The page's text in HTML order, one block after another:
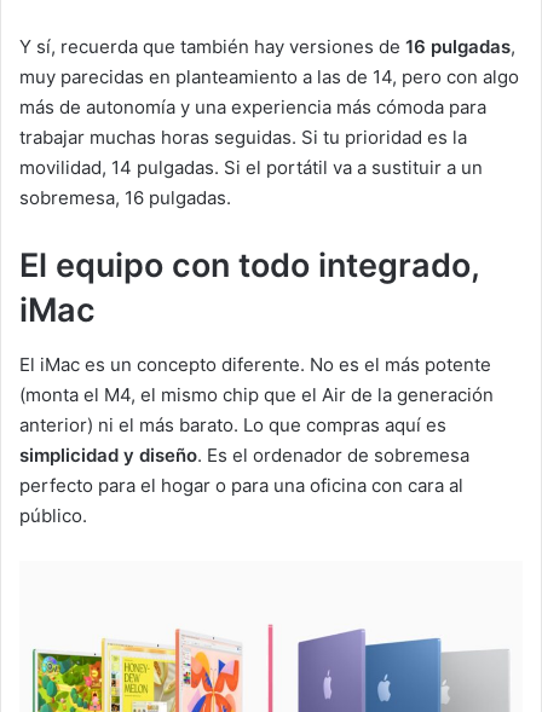
Y sí, recuerda que también hay versiones de 16 pulgadas,
muy parecidas en planteamiento a las de 14, pero con algo
más de autonomía y una experiencia más cómoda para
trabajar muchas horas seguidas. Si tu prioridad es la
movilidad, 14 pulgadas. Si el portátil va a sustituir a un
sobremesa, 16 pulgadas.
El equipo con todo integrado,
iMac
El iMac es un concepto diferente. No es el más potente
(monta el M4, el mismo chip que el Air de la generación
anterior) ni el más barato. Lo que compras aquí es
simplicidad y diseño. Es el ordenador de sobremesa
perfecto para el hogar o para una oficina con cara al
público.